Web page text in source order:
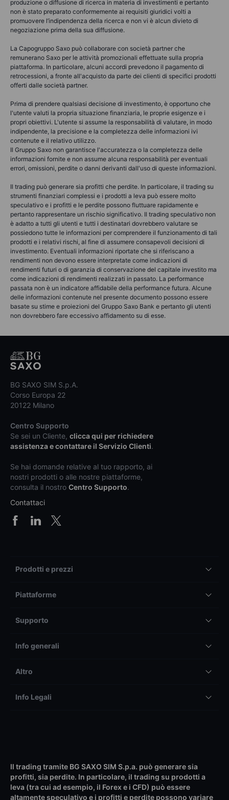
produzione o diffusione di ricerca in materia di investimenti e pertanto
non è stato preparato conformemente ai requisiti giuridici volti a
promuovere l’indipendenza della ricerca e non vi è alcun divieto di
negoziazione prima della sua diffusione.
La Capogruppo Saxo può collaborare con società partner che
remunerano Saxo per le attività promozionali effettuate sulla propria
piattaforma. In particolare, alcuni accordi prevedono il pagamento di
retrocessioni, a fronte all'acquisto da parte dei clienti di specifici prodotti
offerti dalle società partner.
Prima di prendere qualsiasi decisione di investimento, è opportuno che
l'utente valuti la propria situazione finanziaria, le proprie esigenze e i
propri obiettivi. L'utente si assume la responsabilità di valutare, in modo
indipendente, la precisione e la completezza delle informazioni ivi
contenute e il relativo utilizzo.
Il Gruppo Saxo non garantisce l'accuratezza o la completezza delle
informazioni fornite e non assume alcuna responsabilità per eventuali
errori, omissioni, perdite o danni derivanti dall'uso di queste informazioni.
Il trading può generare sia profitti che perdite. In particolare, il trading su
strumenti finanziari complessi e i prodotti a leva può essere molto
speculativo e i profitti e le perdite possono fluttuare rapidamente e
pertanto rappresentare un rischio significativo. Il trading speculativo non
è adatto a tutti gli utenti e tutti i destinatari dovrebbero valutare se
possiedono tutte le informazioni per comprendere il funzionamento di tali
prodotti e i relativi rischi, al fine di assumere consapevoli decisioni di
investimento. Eventuali informazioni riportate che si riferiscano a
rendimenti non devono essere interpretate come indicazioni di
rendimenti futuri o di garanzia di conservazione del capitale investito ma
come indicazioni di rendimenti realizzati in passato. La performance
passata non è un indicatore affidabile della performance futura. Alcune
delle informazioni contenute nel presente documento possono essere
basate su stime e proiezioni del Gruppo Saxo Bank e pertanto gli utenti
non dovrebbero fare eccessivo affidamento su di esse.
BG SAXO SIM S.p.A.
Corso Europa 22
20122 Milano
Centro Supporto
Se sei un Cliente, clicca qui per richiedere
assistenza e contattare il Servizio Clienti.
Se hai domande relative al tuo rapporto, ai
nostri prodotti o alle nostre piattaforme,
consulta il nostro Centro Supporto.
Contattaci
Prodotti e prezzi
Piattaforme
Supporto
Info generali
Altro
Info Legali
Il trading tramite BG SAXO SIM S.p.a. può generare sia
profitti, sia perdite. In particolare, il trading su prodotti a
leva (tra cui ad esempio, il Forex e i CFD) può essere
altamente speculativo e i profitti e perdite possono variare